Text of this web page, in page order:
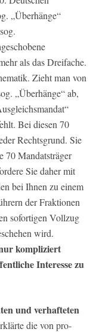
„Überhänge“
als das Dreifache.
Zieht man von
„Überhänge“ ab,
Bei diesen 70
Rechtsgrund. Sie
70 Mandatsträger
Sie daher mit
bei Ihnen zu einem
der Fraktionen
sofortigen Vollzug
wird.
kompliziert
Interesse zu
und verhafteten
die von pro-